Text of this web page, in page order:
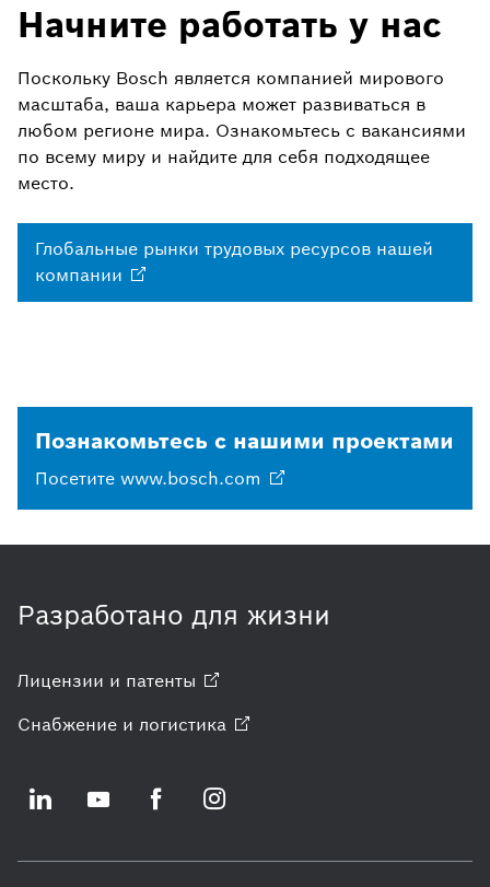
Начните работать у нас
Поскольку Bosch является компанией мирового
масштаба, ваша карьера может развиваться в
любом регионе мира. Ознакомьтесь с вакансиями
по всему миру и найдите для себя подходящее
место.
Глобальные рынки трудовых ресурсов нашей
компании
Познакомьтесь с нашими проектами
Посетите www.bosch.com
Разработано для жизни
Лицензии и патенты
Снабжение и логистика